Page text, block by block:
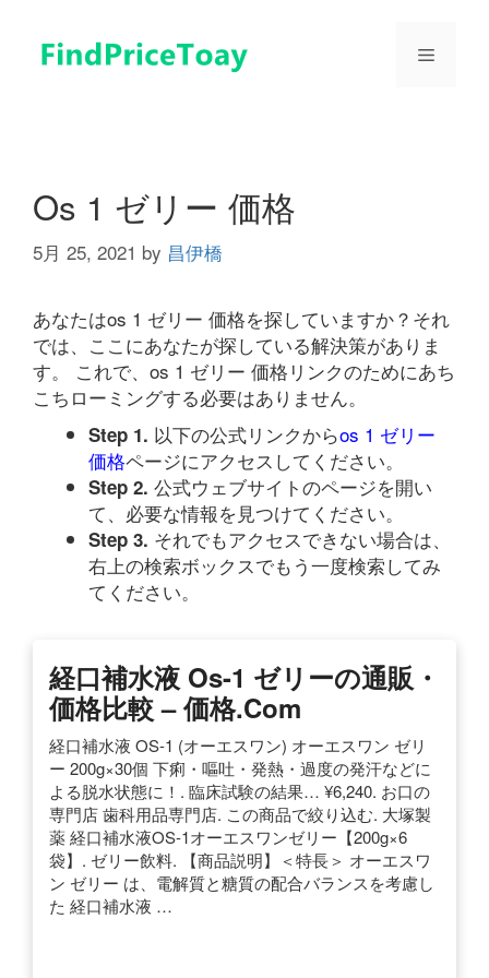
メ
Os 1 ゼリー 価格
5月 25, 2021 by 昌伊橋
あなたはos 1 ゼリー 価格を探していますか？それ
では、ここにあなたが探している解決策がありま
す。 これで、os 1 ゼリー 価格リンクのためにあち
こちローミングする必要はありません。
Step 1. 以下の公式リンクからos 1 ゼリー
価格ページにアクセスしてください。
Step 2. 公式ウェブサイトのページを開い
て、必要な情報を見つけてください。
Step 3. それでもアクセスできない場合は、
右上の検索ボックスでもう一度検索してみ
てください。
経口補水液 Os-1 ゼリーの通販・
価格比較 – 価格.com
経口補水液 OS-1 (オーエスワン) オーエスワン ゼリ
ー 200g×30個 下痢・嘔吐・発熱・過度の発汗などに
よる脱水状態に！. 臨床試験の結果… ¥6,240. お口の
専門店 歯科用品専門店. この商品で絞り込む. 大塚製
薬 経口補水液OS-1オーエスワンゼリー【200g×6
袋】. ゼリー飲料. 【商品説明】＜特長＞ オーエスワ
ン ゼリー は、電解質と糖質の配合バランスを考慮し
た 経口補水液 …